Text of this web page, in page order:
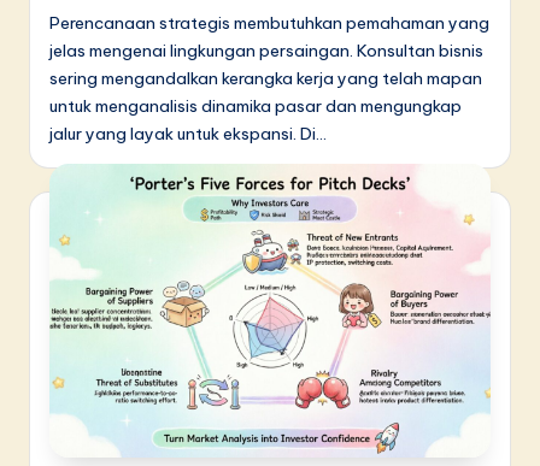
Perencanaan strategis membutuhkan pemahaman yang
jelas mengenai lingkungan persaingan. Konsultan bisnis
sering mengandalkan kerangka kerja yang telah mapan
untuk menganalisis dinamika pasar dan mengungkap
jalur yang layak untuk ekspansi. Di…